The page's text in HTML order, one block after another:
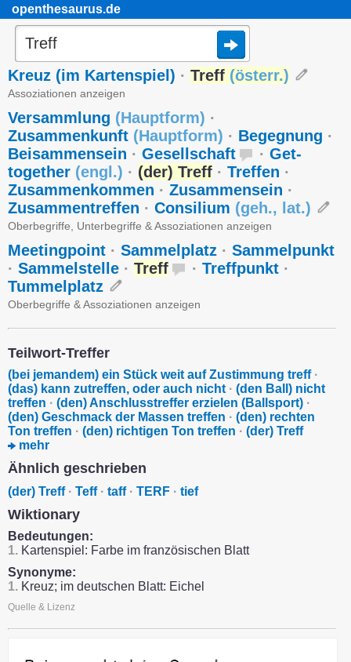
openthesaurus.de
Kreuz (im Kartenspiel) · Treff (österr.)
Assoziationen anzeigen
Versammlung (Hauptform) ·
Zusammenkunft (Hauptform) · Begegnung ·
Beisammensein · Gesellschaft · Get-
together (engl.) · (der) Treff · Treffen ·
Zusammenkommen · Zusammensein ·
Zusammentreffen · Consilium (geh., lat.)
Oberbegriffe, Unterbegriffe & Assoziationen anzeigen
Meetingpoint · Sammelplatz · Sammelpunkt
· Sammelstelle · Treff · Treffpunkt ·
Tummelplatz
Oberbegriffe & Assoziationen anzeigen
Teilwort-Treffer
(bei jemandem) ein Stück weit auf Zustimmung treff ·
(das) kann zutreffen, oder auch nicht · (den Ball) nicht
treffen · (den) Anschlusstreffer erzielen (Ballsport) ·
(den) Geschmack der Massen treffen · (den) rechten
Ton treffen · (den) richtigen Ton treffen · (der) Treff
mehr
Ähnlich geschrieben
(der) Treff · Teff · taff · TERF · tief
Wiktionary
Bedeutungen:
1. Kartenspiel: Farbe im französischen Blatt
Synonyme:
1. Kreuz; im deutschen Blatt: Eichel
Quelle & Lizenz